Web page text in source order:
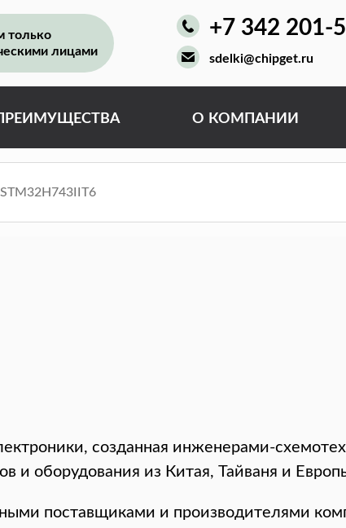
только
лицами
+7 342 201-
sdelki@chipget.ru
О КОМПАНИИ
созданная инженерами-
и оборудования из Китая, Тайваня и
поставщиками и производителями